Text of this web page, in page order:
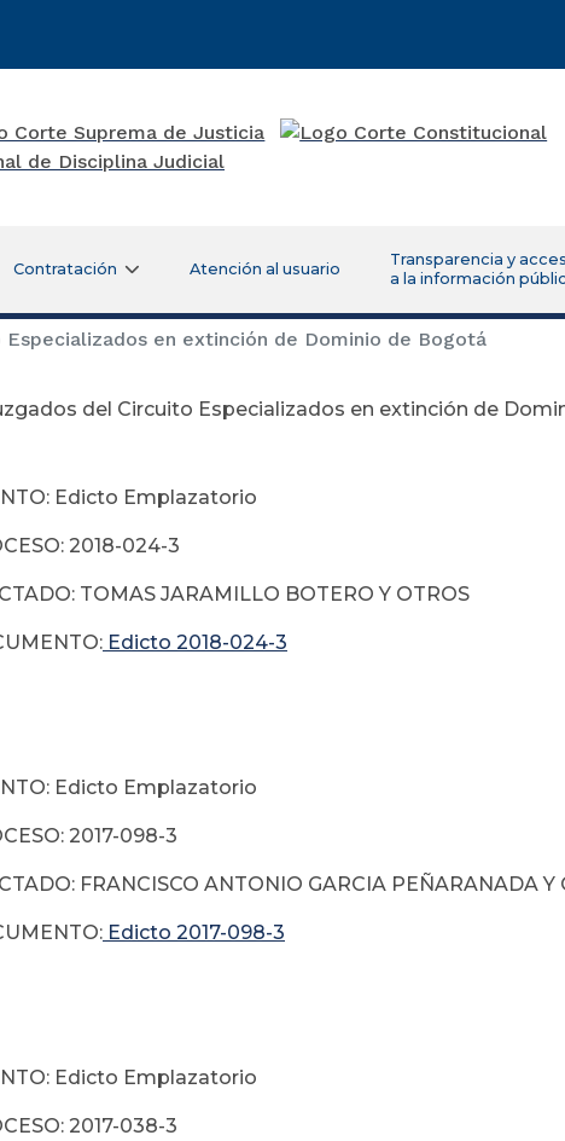
Contratación Atención al usuario
Transparencia y
a la información
en extinción de Dominio de Bogotá
del Circuito Especializados en extinción de
Edicto Emplazatorio
2018-024-3
TOMAS JARAMILLO BOTERO Y OTROS
Edicto 2018-024-3
Edicto Emplazatorio
2017-098-3
FRANCISCO ANTONIO GARCIA PEÑARANADA Y
Edicto 2017-098-3
Edicto Emplazatorio
2017-038-3